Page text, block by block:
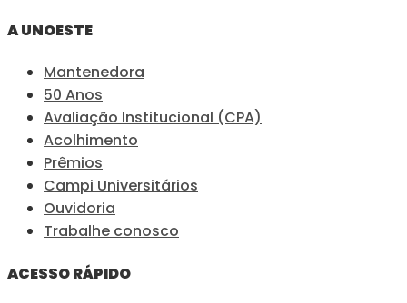
A UNOESTE
Mantenedora
50 Anos
Avaliação Institucional (CPA)
Acolhimento
Prêmios
Campi Universitários
Ouvidoria
Trabalhe conosco
ACESSO RÁPIDO